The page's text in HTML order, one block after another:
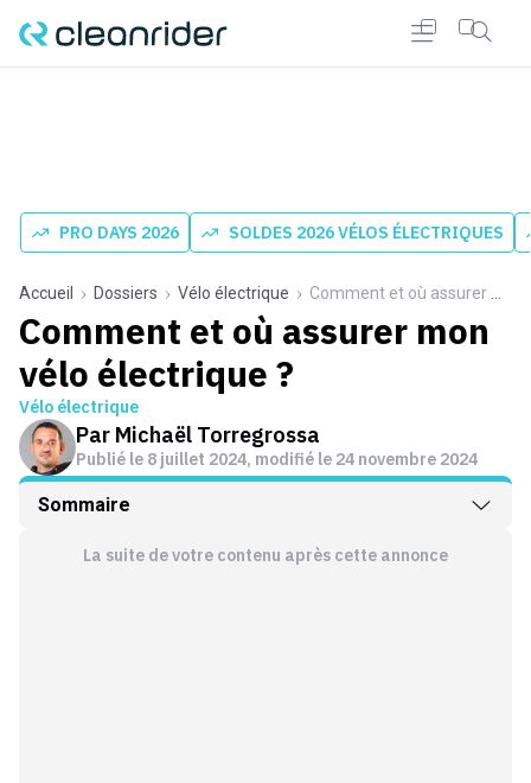
PRO DAYS 2026 SOLDES 2026 VÉLOS ÉLECTRIQUES
Accueil Dossiers Vélo électrique Comment et où assurer mon vélo électrique ?
Comment et où assurer mon
vélo électrique ?
Vélo électrique
Par Michaël Torregrossa
Publié le 8 juillet 2024, modifié le 24 novembre 2024
Sommaire
La suite de votre contenu après cette annonce